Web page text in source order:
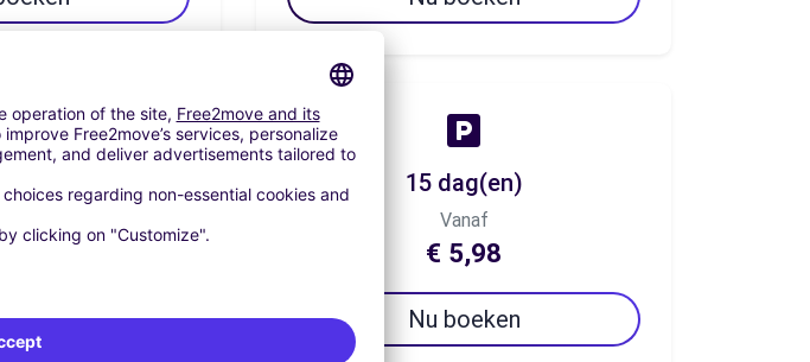
15 dag(en)
Vanaf
€ 5,98
Nu boeken